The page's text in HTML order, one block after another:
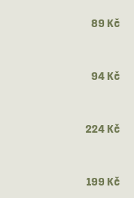
89 Kč
94 Kč
224 Kč
199 Kč